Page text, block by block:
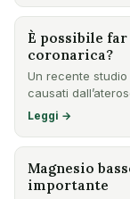
È possibile
coronarica?
Un recente
causati
Leggi →
Magnesio
importante